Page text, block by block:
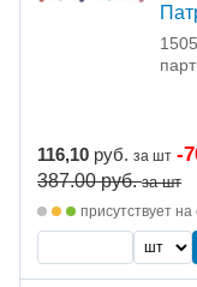
116,10 руб. за шт -
387.00руб. за шт
присутствует на